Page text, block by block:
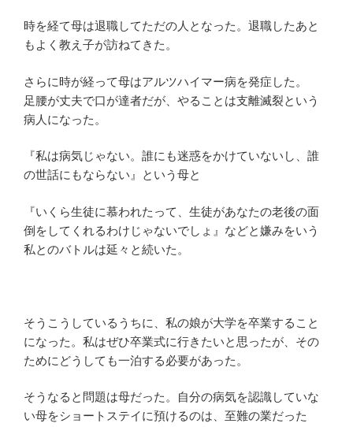
時を経て母は退職してただの人となった。退職したあと
もよく教え子が訪ねてきた。
さらに時が経って母はアルツハイマー病を発症した。
足腰が丈夫で口が達者だが、やることは支離滅裂という
病人になった。
『私は病気じゃない。誰にも迷惑をかけていないし、誰
の世話にもならない』という母と
『いくら生徒に慕われたって、生徒があなたの老後の面
倒をしてくれるわけじゃないでしょ』などと嫌みをいう
私とのバトルは延々と続いた。
そうこうしているうちに、私の娘が大学を卒業すること
になった。私はぜひ卒業式に行きたいと思ったが、その
ためにどうしても一泊する必要があった。
そうなると問題は母だった。自分の病気を認識していな
い母をショートステイに預けるのは、至難の業だった